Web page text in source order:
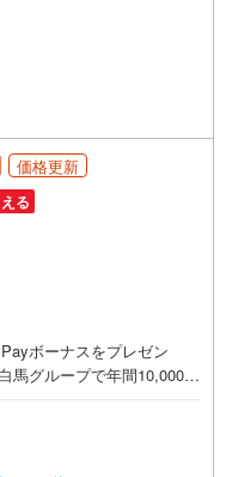
価格更新
る
ボーナスをプレゼン
馬グループで年間10,000人
が、より良いご提案をい
・リモート相談サービス
きない、天気が悪く外出